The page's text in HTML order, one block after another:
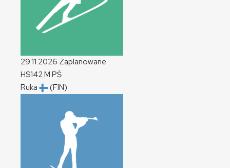
29.11.2026 Zaplanowane
HS142M PŚ
Ruka
(FIN)